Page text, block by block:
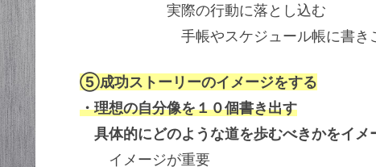
実際の行動に落とし込む
手帳やスケジュール帳に書き
⑤成功ストーリーのイメージをする
・理想の自分像を１０個書き出す
具体的にどのような道を歩むべきかをイメ
イメージが重要